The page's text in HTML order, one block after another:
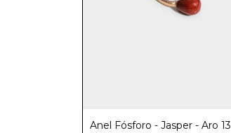
Anel Fósforo - Jasper - Aro 13